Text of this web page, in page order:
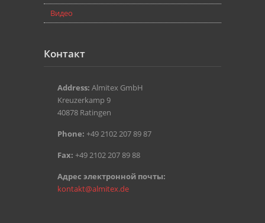
Видео
Контакт
Address: Almitex GmbH
Kreuzerkamp 9
40878 Ratingen
Phone: +49 2102 207 89 87
Fax: +49 2102 207 89 88
Aдрес электронной почты:
kontakt@almitex.de